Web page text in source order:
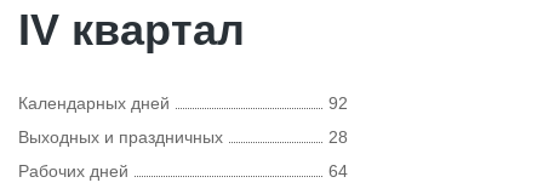
IV квартал
Календарных дней
92
Выходных и праздничных
28
Рабочих дней
64